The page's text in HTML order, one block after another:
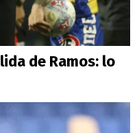
de Ramos: lo